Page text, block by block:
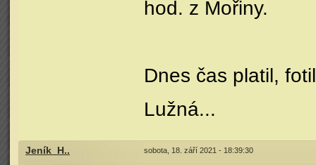
hod. z Mořiny.
Dnes čas platil,
Lužná...
Jeník_H.. sobota, 18. září 2021 - 18:39:30